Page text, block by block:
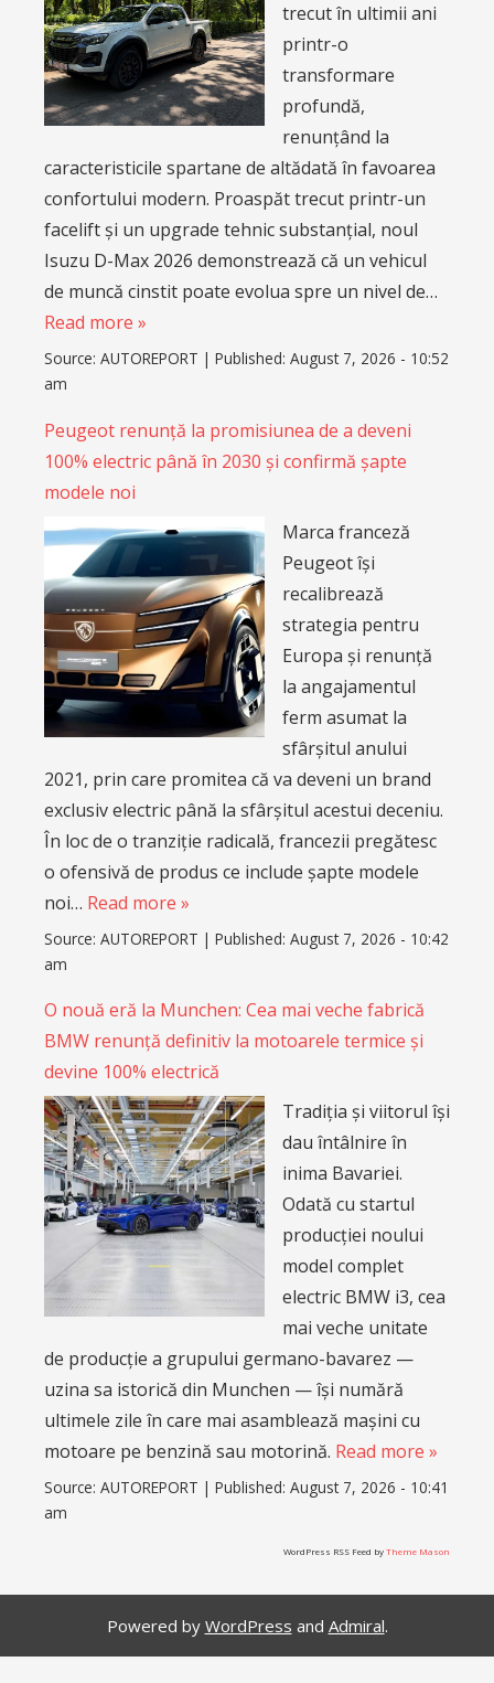
trecut în ultimii ani
printr-o
transformare
profundă,
renunțând la
caracteristicile spartane de altădată în favoarea
confortului modern. Proaspăt trecut printr-un
facelift și un upgrade tehnic substanțial, noul
Isuzu D-Max 2026 demonstrează că un vehicul
de muncă cinstit poate evolua spre un nivel de…
Read more »
Source: AUTOREPORT | Published: August 7, 2026 - 10:52
am
Peugeot renunță la promisiunea de a deveni
100% electric până în 2030 și confirmă șapte
modele noi
Marca franceză
Peugeot își
recalibrează
strategia pentru
Europa și renunță
la angajamentul
ferm asumat la
sfârșitul anului
2021, prin care promitea că va deveni un brand
exclusiv electric până la sfârșitul acestui deceniu.
În loc de o tranziție radicală, francezii pregătesc
o ofensivă de produs ce include șapte modele
noi… Read more »
Source: AUTOREPORT | Published: August 7, 2026 - 10:42
am
O nouă eră la Munchen: Cea mai veche fabrică
BMW renunță definitiv la motoarele termice și
devine 100% electrică
Tradiția și viitorul își
dau întâlnire în
inima Bavariei.
Odată cu startul
producției noului
model complet
electric BMW i3, cea
mai veche unitate
de producție a grupului germano-bavarez —
uzina sa istorică din Munchen — își numără
ultimele zile în care mai asamblează mașini cu
motoare pe benzină sau motorină. Read more »
Source: AUTOREPORT | Published: August 7, 2026 - 10:41
am
WordPress RSS Feed byTheme Mason
Powered by WordPress and Admiral.